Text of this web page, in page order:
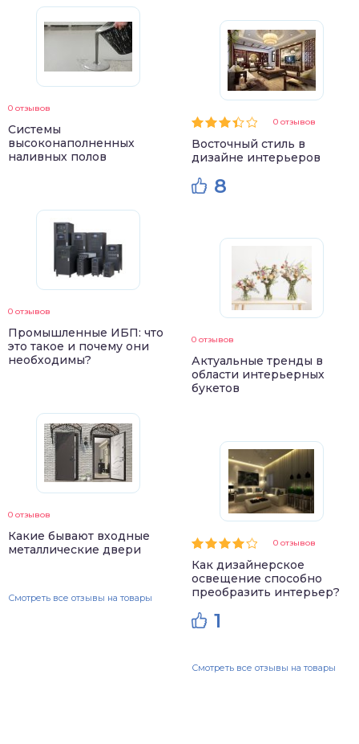
0 отзывов
Системы
высоконаполненных
наливных полов
0 отзывов
Промышленные ИБП: что
это такое и почему они
необходимы?
0 отзывов
Какие бывают входные
металлические двери
Смотреть все отзывы на товары
0 отзывов
Восточный стиль в
дизайне интерьеров
8
0 отзывов
Актуальные тренды в
области интерьерных
букетов
0 отзывов
Как дизайнерское
освещение способно
преобразить интерьер?
1
Смотреть все отзывы на товары